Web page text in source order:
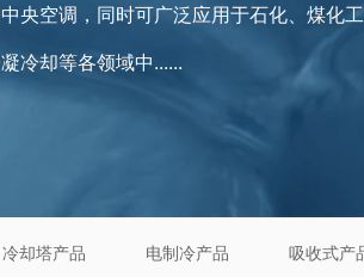
央空调，同时可广泛应用于石化、煤化
冷却等各领域中......
冷却塔产品 电制冷产品 吸收式产